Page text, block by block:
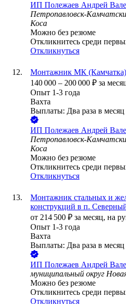
ИП Полежаев Андрей
Петропавловск-
Коса
Можно без резюме
Откликнитесь среди
Откликнуться
Монтажник МК (Камчатка)
140 000 – 200 000 ₽ за
Опыт 1-3 года
Вахта
Выплаты: Два раза в месяц
ИП Полежаев Андрей
Петропавловск-
Коса
Можно без резюме
Откликнитесь среди
Откликнуться
Монтажник стальных и
конструкций в п.
от 214 500 ₽ за месяц, на
Опыт 1-3 года
Вахта
Выплаты: Два раза в месяц
ИП Полежаев Андрей
муниципальный округ
Можно без резюме
Откликнитесь среди
Откликнуться